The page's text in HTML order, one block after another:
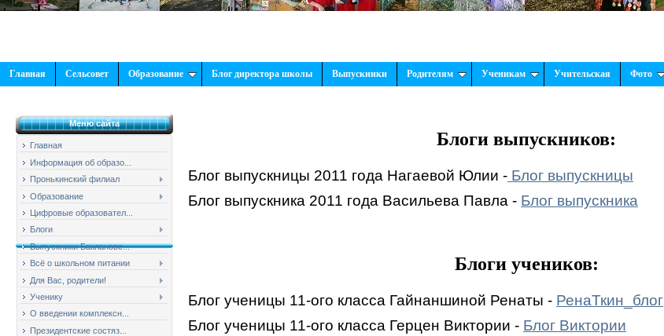
Главная Сельсовет Образование Блог директора школы Выпускники Родителям Ученикам Учительская Фото
Меню сайта
Главная
Информация об образо...
Пронькинский филиал
Образование
Цифровые образовател...
Блоги
Выпускники Баклановс...
Всё о школьном питании
Для Вас, родители!
Ученику
О введении комплексн...
Президентские состяз...
Блоги выпускников:
Блог выпускницы 2011 года Нагаевой Юлии - Блог выпускницы
Блог выпускника 2011 года Васильева Павла - Блог выпускника
Блоги учеников:
Блог ученицы 11-ого класса Гайнаншиной Ренаты - РенаТкин_блог
Блог ученицы 11-ого класса Герцен Виктории - Блог Виктории